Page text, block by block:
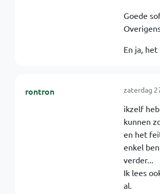
Goede
En ja,
rontron zaterdag
ikzelf
kunnen
en het
enkel
verder...
Ik lees
al.